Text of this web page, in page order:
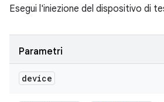
Esegui l'iniezione del dispositivo di
Parametri
device